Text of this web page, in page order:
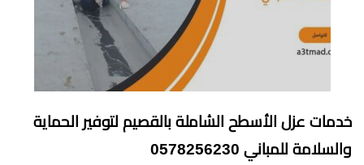
خدمات عزل الأسطح الشاملة بالقصيم لتوفير الحماية
والسلامة للمباني 0578256230